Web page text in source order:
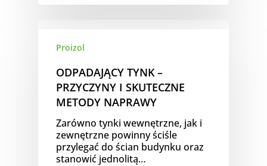
Proizol
ODPADAJĄCY TYNK –
PRZYCZYNY I SKUTECZNE
METODY NAPRAWY
Zarówno tynki wewnętrzne, jak i
zewnętrzne powinny ściśle
przylegać do ścian budynku oraz
stanowić jednolitą…